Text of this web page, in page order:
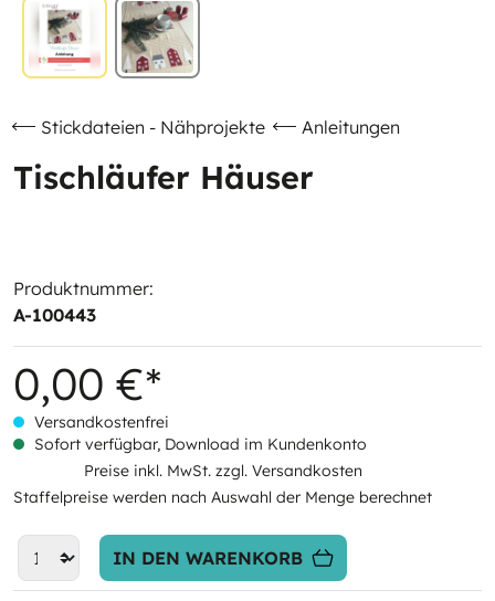
Stickdateien - Nähprojekte Anleitungen
Tischläufer Häuser
Produktnummer:
A-100443
0,00 €*
Versandkostenfrei
Sofort verfügbar, Download im Kundenkonto
Preise inkl. MwSt. zzgl. Versandkosten
Staffelpreise werden nach Auswahl der Menge berechnet
IN DEN WARENKORB